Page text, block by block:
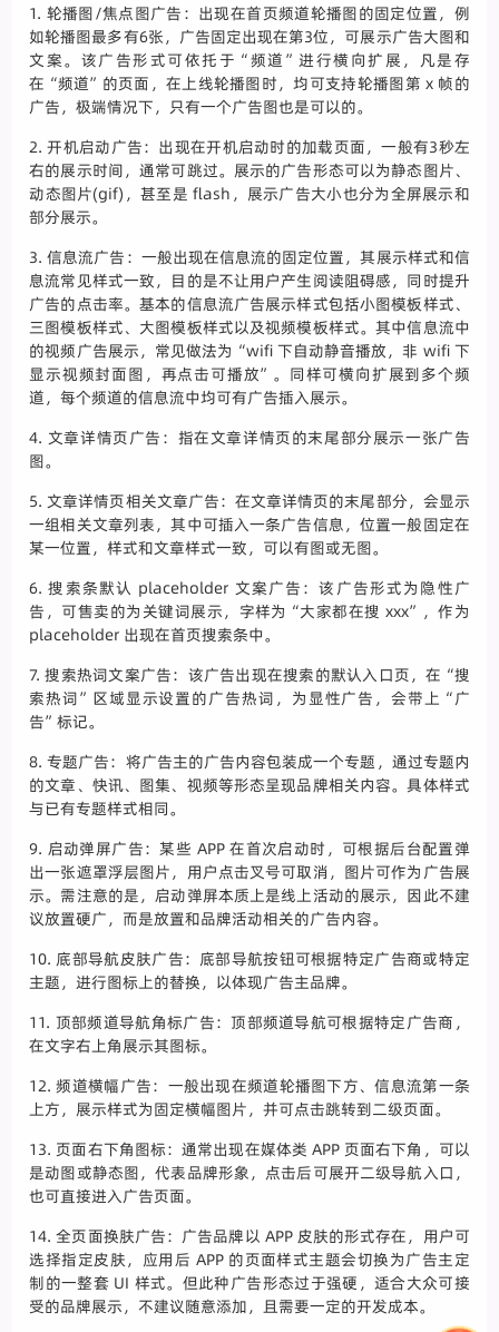
1. 轮播图/焦点图广告：出现在首页频道轮播图的固定位置，例
如轮播图最多有6张，广告固定出现在第3位，可展示广告大图和
文案。该广告形式可依托于“频道”进行横向扩展，凡是存
在“频道”的页面，在上线轮播图时，均可支持轮播图第 x 帧的
广告，极端情况下，只有一个广告图也是可以的。
2. 开机启动广告：出现在开机启动时的加载页面，一般有3秒左
右的展示时间，通常可跳过。展示的广告形态可以为静态图片、
动态图片(gif)，甚至是 flash，展示广告大小也分为全屏展示和
部分展示。
3. 信息流广告：一般出现在信息流的固定位置，其展示样式和信
息流常见样式一致，目的是不让用户产生阅读阻碍感，同时提升
广告的点击率。基本的信息流广告展示样式包括小图模板样式、
三图模板样式、大图模板样式以及视频模板样式。其中信息流中
的视频广告展示，常见做法为“wifi 下自动静音播放，非 wifi 下
显示视频封面图，再点击可播放”。同样可横向扩展到多个频
道，每个频道的信息流中均可有广告插入展示。
4. 文章详情页广告：指在文章详情页的末尾部分展示一张广告
图。
5. 文章详情页相关文章广告：在文章详情页的末尾部分，会显示
一组相关文章列表，其中可插入一条广告信息，位置一般固定在
某一位置，样式和文章样式一致，可以有图或无图。
6. 搜索条默认 placeholder 文案广告：该广告形式为隐性广
告，可售卖的为关键词展示，字样为“大家都在搜 xxx”，作为
placeholder 出现在首页搜索条中。
7. 搜索热词文案广告：该广告出现在搜索的默认入口页，在“搜
索热词”区域显示设置的广告热词，为显性广告，会带上“广
告”标记。
8. 专题广告：将广告主的广告内容包装成一个专题，通过专题内
的文章、快讯、图集、视频等形态呈现品牌相关内容。具体样式
与已有专题样式相同。
9. 启动弹屏广告：某些 APP 在首次启动时，可根据后台配置弹
出一张遮罩浮层图片，用户点击叉号可取消，图片可作为广告展
示。需注意的是，启动弹屏本质上是线上活动的展示，因此不建
议放置硬广，而是放置和品牌活动相关的广告内容。
10. 底部导航皮肤广告：底部导航按钮可根据特定广告商或特定
主题，进行图标上的替换，以体现广告主品牌。
11. 顶部频道导航角标广告：顶部频道导航可根据特定广告商，
在文字右上角展示其图标。
12. 频道横幅广告：一般出现在频道轮播图下方、信息流第一条
上方，展示样式为固定横幅图片，并可点击跳转到二级页面。
13. 页面右下角图标：通常出现在媒体类 APP 页面右下角，可以
是动图或静态图，代表品牌形象，点击后可展开二级导航入口，
也可直接进入广告页面。
14. 全页面换肤广告：广告品牌以 APP 皮肤的形式存在，用户可
选择指定皮肤，应用后 APP 的页面样式主题会切换为广告主定
制的一整套 UI 样式。但此种广告形态过于强硬，适合大众可接
受的品牌展示，不建议随意添加，且需要一定的开发成本。